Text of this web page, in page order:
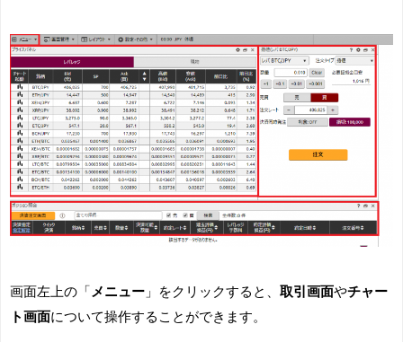
画面左上の「 メニュー 」をクリックすると、 取引画面やチャー
ト画面について操作することができます。